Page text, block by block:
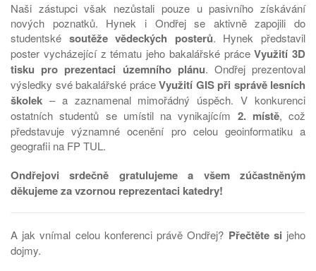
Naši zástupci však nezůstali pouze u pasivního získávání
nových poznatků. Hynek i Ondřej se aktivně zapojili do
studentské soutěže vědeckých posterů. Hynek představil
poster vycházející z tématu jeho bakalářské práceVyužití 3D
tisku pro prezentaci územního plánu. Ondřej prezentoval
výsledky své bakalářské práceVyužití GIS při správě lesních
školek – a zaznamenal mimořádný úspěch. V konkurenci
ostatních studentů se umístil na vynikajícím 2. místě, což
představuje významné ocenění pro celou geoinformatiku a
geografii na FP TUL.
Ondřejovi srdečně gratulujeme a všem zúčastněným
děkujeme za vzornou reprezentaci katedry!
A jak vnímal celou konferenci právě Ondřej? Přečtěte si jeho
dojmy.